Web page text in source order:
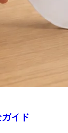
イド